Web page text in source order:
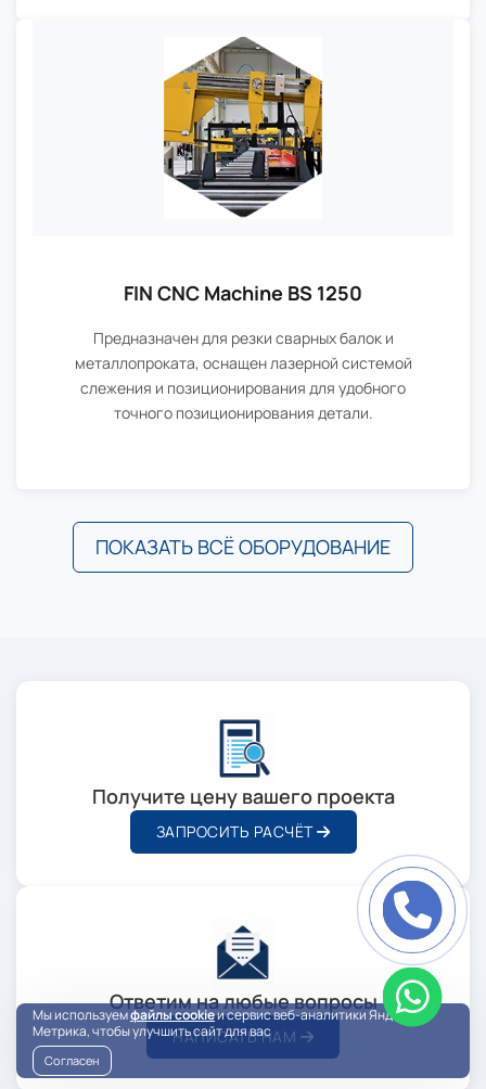
FIN CNC Machine BS 1250
Предназначен для резки сварных балок и
металлопроката, оснащен лазерной системой
слежения и позиционирования для удобного
точного позиционирования детали.
ПОКАЗАТЬ ВСЁ ОБОРУДОВАНИЕ
Получите цену вашего проекта
ЗАПРОСИТЬ РАСЧЁТ
Ответим на любые вопросы
НАПИСАТЬ НАМ
Мы используемфайлы cookieи сервис веб-аналитики Яндекс
Метрика, чтобы улучшить сайт для вас
Согласен